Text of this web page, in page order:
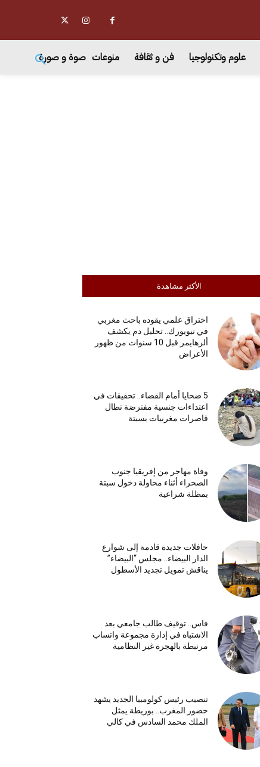
علوم وتكنولوجيا فن و ثقافة منوعات صوة و صورة
الأكثر مشاهدة
اختراق علمي يقوده باحث مغربي
في نيويورك.. تحليل دم يكشف
ألزهايمر قبل 10 سنوات من ظهور
الأعراض
5 ضحايا أمام القضاء.. تحقيقات في
اعتداءات جنسية مفترضة تطال
قاصرات مغربيات بسبتة
وفاة مهاجر من إفريقيا جنوب
الصحراء أثناء محاولة دخول سبتة
بمظلة شراعية
حافلات جديدة قادمة إلى شوارع
الدار البيضاء.. مجلس “البيضاء”
يناقش تمويل تجديد الأسطول
فاس.. توقيف طالب جامعي بعد
الاشتباه في إدارة مجموعة واتساب
مرتبطة بالهجرة غير النظامية
تنصيب رئيس كولومبيا الجديد يشهد
حضور المغرب.. بوريطة يمثل
الملك محمد السادس في كالي